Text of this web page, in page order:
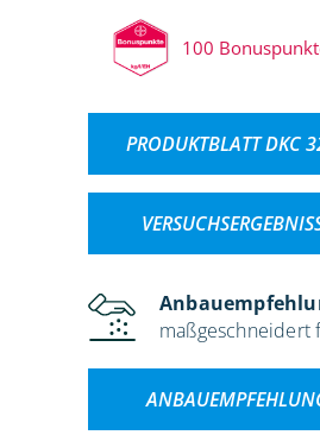
100
PRODUKTBLATT DKC
maßgeschneidert